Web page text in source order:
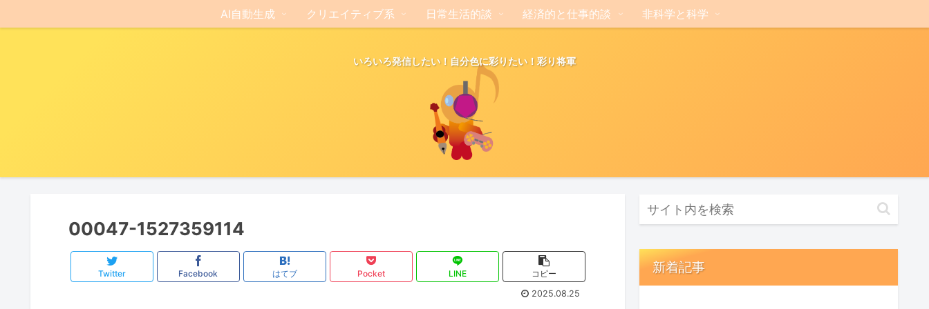
いろいろ発信したい！自分色に彩りたい！彩り将軍
AI自動生成 クリエイティブ系 日常生活的談 経済的と仕事的談 非科学と科学
00047-1527359114
Twitter Facebook はてブ Pocket LINE
コピー
2025.08.25
新着記事